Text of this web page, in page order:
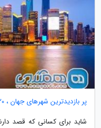
پر بازدیدترین شهرهای جهان ، 20 شهر از توریستی ترین شهرهای جهان
شاید برای کسانی که قصد